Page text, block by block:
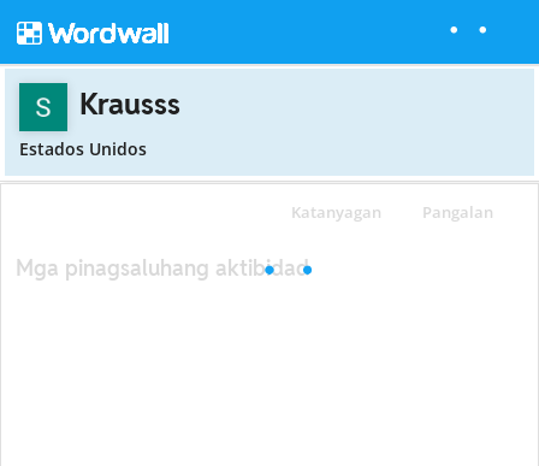
Krausss
Estados Unidos
Katanyagan Pangalan
Mga pinagsaluhang aktibidad